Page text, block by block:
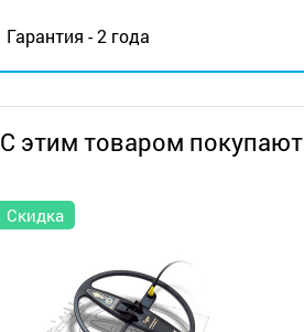
Гарантия - 2 года
С этим товаром покупают
Скидка